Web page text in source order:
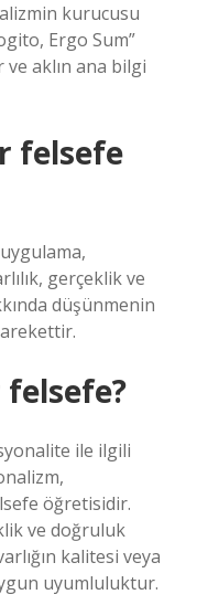
kurucusu
Ergo Sum”
ve aklın ana bilgi
felsefe
gerçeklik ve
düşünmenin
ile ilgili
öğretisidir.
ve doğruluk
kalitesi veya
uyumluluktur.